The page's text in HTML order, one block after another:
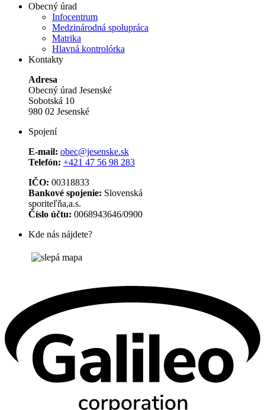
Obecný úrad
Infocentrum
Medzinárodná spolupráca
Matrika
Hlavná kontrolórka
Kontakty
Adresa
Obecný úrad Jesenské
Sobotská 10
980 02 Jesenské
Spojení
E-mail: obec@jesenske.sk
Telefón: +421 47 56 98 283
IČO: 00318833
Bankové spojenie: Slovenská
sporiteľňa,a.s.
Číslo účtu: 0068943646/0900
Kde nás nájdete?